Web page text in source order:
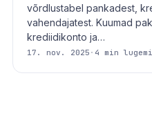
võrdlustabel pankadest,
vahendajatest. Kuumad
krediidikonto ja…
17. nov. 2025 · 4 min